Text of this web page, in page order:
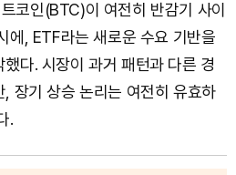
코인(BTC)이 여전히 반감기 사이
에, ETF라는 새로운 수요 기반을
다. 시장이 과거 패턴과 다른 경
장기 상승 논리는 여전히 유효하
.